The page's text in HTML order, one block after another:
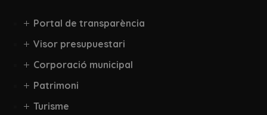
Portal de transparència
Visor presupuestari
Corporació municipal
Patrimoni
Turisme